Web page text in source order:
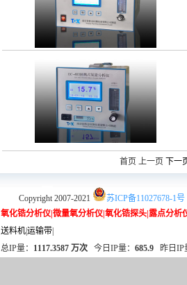
首页 上一页 下一
Copyright 2007-2021
苏ICP备11027678-1号
氧化锆分析仪 微量氧分析仪 氧化锆探头 露点分析
送料机运输带
总IP量： 1117.3587 万次 今日IP量： 685.9 昨日IP